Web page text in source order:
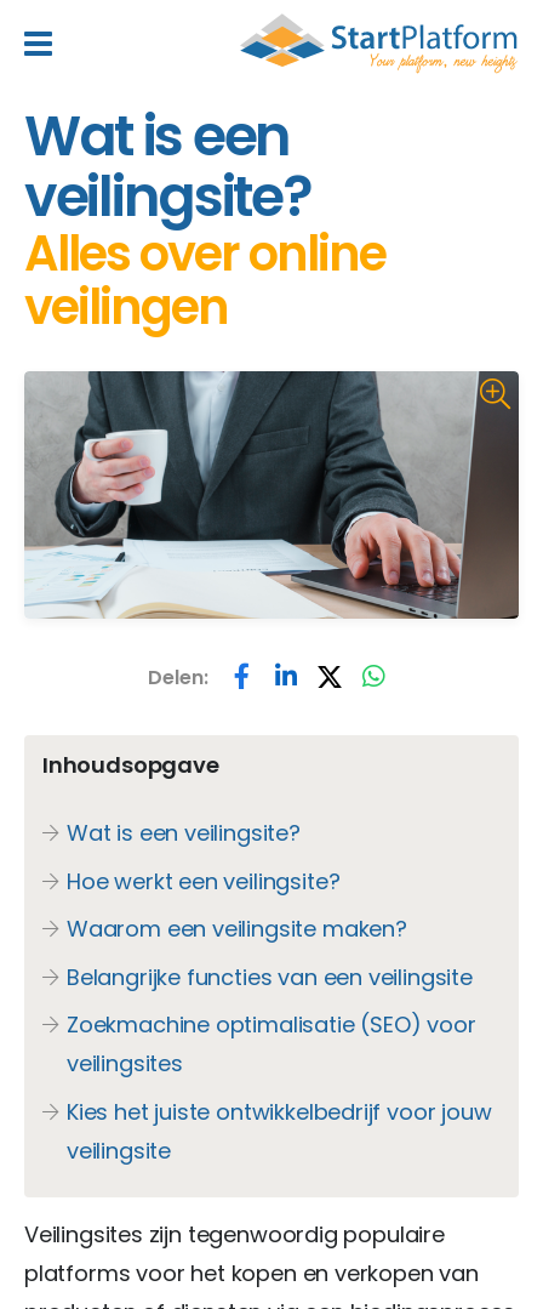
Wat is een
veilingsite?
Alles over online
veilingen
Delen:
Inhoudsopgave
Wat is een veilingsite?
Hoe werkt een veilingsite?
Waarom een veilingsite maken?
Belangrijke functies van een veilingsite
Zoekmachine optimalisatie (SEO) voor
veilingsites
Kies het juiste ontwikkelbedrijf voor jouw
veilingsite
Veilingsites zijn tegenwoordig populaire
platforms voor het kopen en verkopen van
header_toggle_navigation